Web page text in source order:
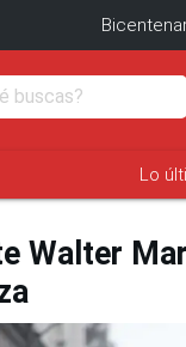
Lo
Walter